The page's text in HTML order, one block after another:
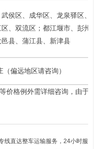
武侯区、成华区、龙泉驿区、
、双流区；都江堰市、彭州
邑县、蒲江县、新津县
（偏远地区请咨询）
价格例外需详细咨询，由于
线直达整车运输服务，24小时服